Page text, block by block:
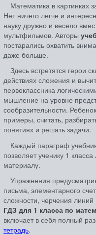
Математика в картинках
Нет ничего легче и
науку дружно и весело
мультфильмов. Авторы
постарались охватить
даже больше.
Здесь встретятся герои
действиях сложения и
первоклассника
мышление на уровне
сообразительности.
примеры, считать,
понятиях и решать задачи.
Каждый параграф
позволяет ученику 1
материалу.
Упражнения
письма, элементарного
сложности, черчения
ГДЗ для 1 класса по
включает в себя полный
тетрадь.